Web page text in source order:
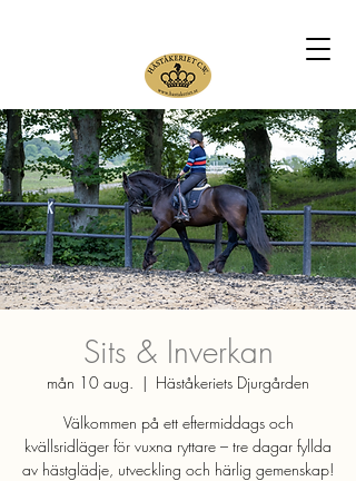
Sits & Inverkan
mån 10 aug.
  |
Häståkeriets Djurgården
Välkommen på ett eftermiddags och
kvällsridläger för vuxna ryttare – tre dagar fyllda
av hästglädje, utveckling och härlig gemenskap!